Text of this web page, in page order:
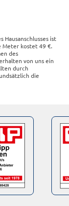
Hausanschlusses ist
Meter kostet 49 €.
des
von uns ein
durch
die